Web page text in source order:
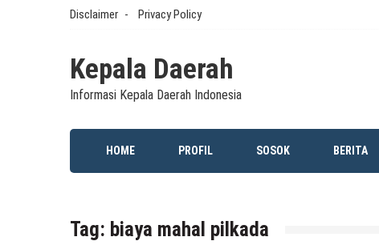
Disclaimer Privacy Policy
Kepala Daerah
Informasi Kepala Daerah Indonesia
HOME PROFIL SOSOK BERITA
Tag: biaya mahal pilkada